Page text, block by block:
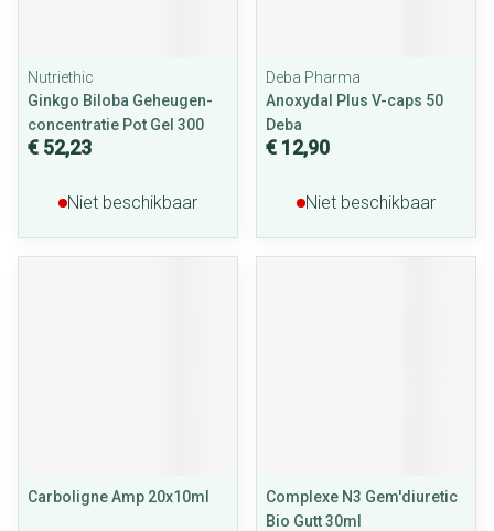
Nutriethic
Ginkgo Biloba Geheugen-
concentratie Pot Gel 300
€ 52,23
Niet beschikbaar
Deba Pharma
Anoxydal Plus V-caps 50
Deba
€ 12,90
Niet beschikbaar
Carboligne Amp 20x10ml
Complexe N3 Gem'diuretic
Bio Gutt 30ml